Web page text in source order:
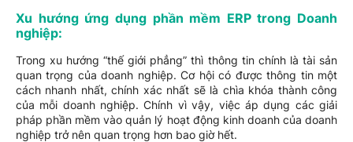
Xu hướng ứng dụng phần mềm ERP trong Doanh
nghiệp:
Trong xu hướng “thế giới phẳng” thì thông tin chính là tài sản
quan trọng của doanh nghiệp. Cơ hội có được thông tin một
cách nhanh nhất, chính xác nhất sẽ là chìa khóa thành công
của mỗi doanh nghiệp. Chính vì vậy, việc áp dụng các giải
pháp phần mềm vào quản lý hoạt động kinh doanh của doanh
nghiệp trở nên quan trọng hơn bao giờ hết.